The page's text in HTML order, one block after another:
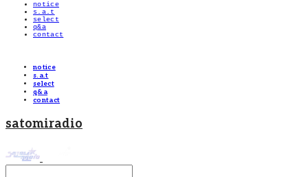
notice
s.a.t
select
q&a
contact
notice
s.a.t
select
q&a
contact
satomiradio